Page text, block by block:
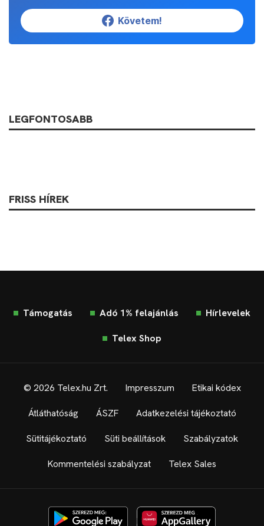
Követem!
LEGFONTOSABB
FRISS HÍREK
Támogatás Adó 1% felajánlás Hírlevelek
Telex Shop
© 2026 Telex.hu Zrt. Impresszum Etikai kódex
Átláthatóság ÁSZF Adatkezelési tájékoztató
Sütitájékoztató Süti beállítások Szabályzatok
Kommentelési szabályzat Telex Sales